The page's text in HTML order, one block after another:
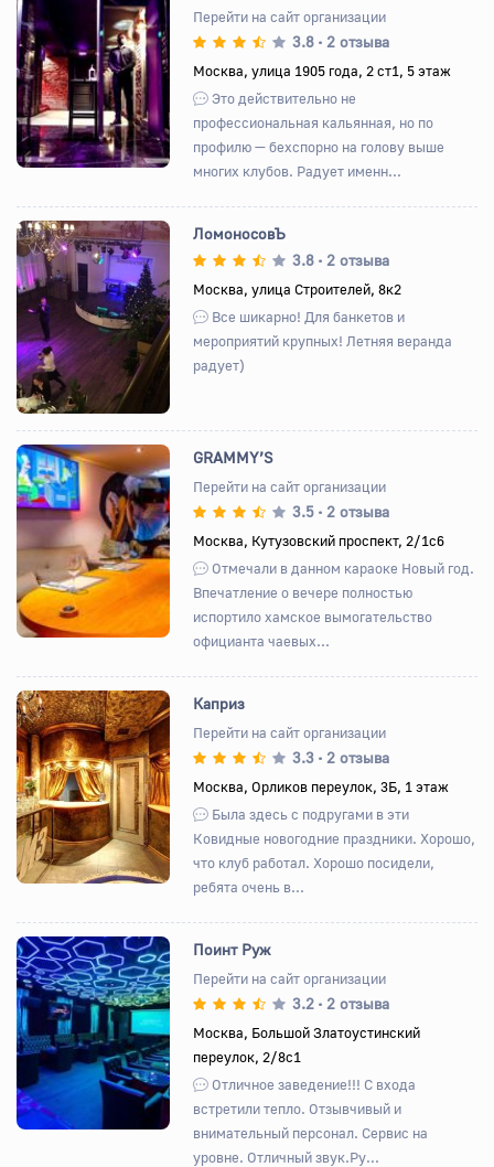
Назад Вперед
Перейти на сайт организации
3.8 • 2 отзыва
Москва, улица 1905 года, 2 ст1, 5 этаж
Это действительно не
профессиональная кальянная, но по
профилю — бехспорно на голову выше
многих клубов. Радует именн...
Назад Вперед
ЛомоносовЪ
3.8 • 2 отзыва
Москва, улица Строителей, 8к2
Все шикарно! Для банкетов и
мероприятий крупных! Летняя веранда
радует)
Вперед
GRAMMY’S
Перейти на сайт организации
3.5 • 2 отзыва
Москва, Кутузовский проспект, 2/1с6
Отмечали в данном караоке Новый год.
Впечатление о вечере полностью
испортило хамское вымогательство
официанта чаевых...
Назад Вперед
Каприз
Перейти на сайт организации
3.3 • 2 отзыва
Москва, Орликов переулок, 3Б, 1 этаж
Была здесь с подругами в эти
Ковидные новогодние праздники. Хорошо,
что клуб работал. Хорошо посидели,
ребята очень в...
Назад Вперед
Поинт Руж
Перейти на сайт организации
3.2 • 2 отзыва
Москва, Большой Златоустинский
переулок, 2/8с1
Отличное заведение!!! С входа
встретили тепло. Отзывчивый и
внимательный персонал. Сервис на
уровне. Отличный звук.Ру...